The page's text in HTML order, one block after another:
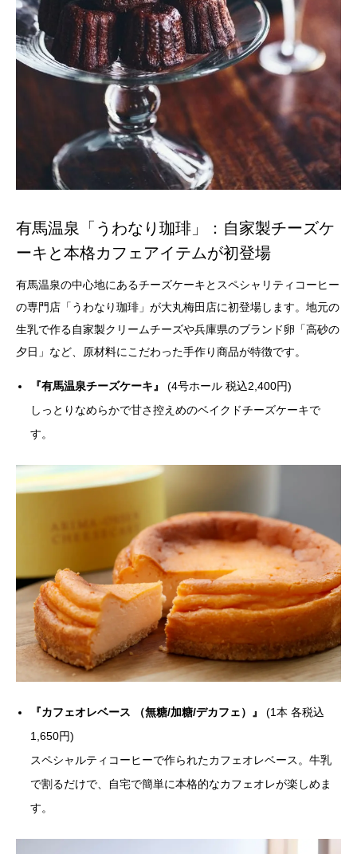
有馬温泉「うわなり珈琲」：自家製チーズケ
ーキと本格カフェアイテムが初登場
有馬温泉の中心地にあるチーズケーキとスペシャリティコーヒー
の専門店「うわなり珈琲」が大丸梅田店に初登場します。地元の
生乳で作る自家製クリームチーズや兵庫県のブランド卵「高砂の
夕日」など、原材料にこだわった手作り商品が特徴です。
『有馬温泉チーズケーキ』
(4号ホール 税込2,400円)
しっとりなめらかで甘さ控えめのベイクドチーズケーキで
す。
『カフェオレベース （無糖/加糖/デカフェ）』
(1本 各税込
1,650円)
スペシャルティコーヒーで作られたカフェオレベース。牛乳
で割るだけで、自宅で簡単に本格的なカフェオレが楽しめま
す。